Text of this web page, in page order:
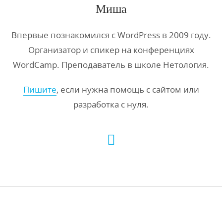
Миша
Впервые познакомился с WordPress в 2009 году.
Организатор и спикер на конференциях
WordCamp. Преподаватель в школе Нетология.
Пишите, если нужна помощь с сайтом или
разработка с нуля.